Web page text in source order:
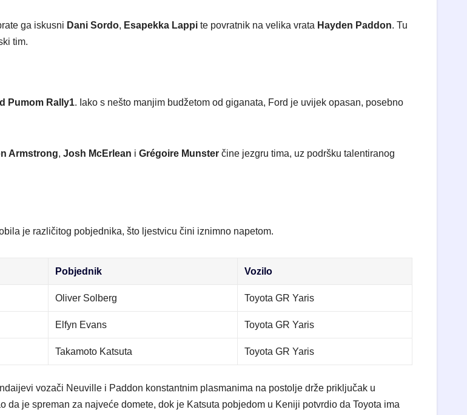
ga iskusni Dani Sordo, Esapekka Lappi te povratnik na velika vrata Hayden Paddon. Tu
tim.
Pumom Rally1. Iako s nešto manjim budžetom od giganata, Ford je uvijek opasan, posebno
Armstrong, Josh McErlean i Grégoire Munster čine jezgru tima, uz podršku talentiranog
je različitog pobjednika, što ljestvicu čini iznimno napetom.
Pobjednik Vozilo
Oliver Solberg Toyota GR Yaris
Elfyn Evans Toyota GR Yaris
Takamoto Katsuta Toyota GR Yaris
vozači Neuville i Paddon konstantnim plasmanima na postolje drže priključak u
je spreman za najveće domete, dok je Katsuta pobjedom u Keniji potvrdio da Toyota ima